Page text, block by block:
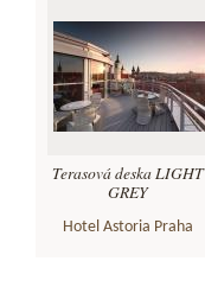
Terasová deska LIGHT
GREY
Hotel Astoria Praha